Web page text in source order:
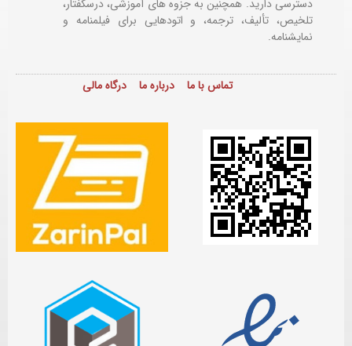
دسترسی دارید. همچنین به جزوه های آموزشی، درسگفتار،
تلخیص، تألیف، ترجمه، و اتودهایی برایفیلمنامه و
نمایشنامه.
تماس با ما درباره ما درگاه مالی